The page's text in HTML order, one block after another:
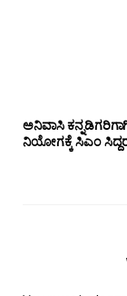
ಅನಿವಾಸಿ
ನಿಯೋಗಕ್ಕೆ ಸಿಎಂ